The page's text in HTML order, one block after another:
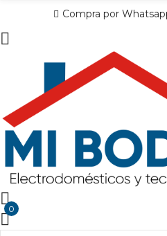
Compra por
0